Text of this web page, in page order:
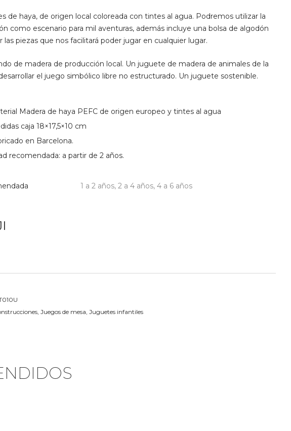
de haya, de origen local coloreada con tintes al agua. Podremos utilizar la
como escenario para mil aventuras, además incluye una bolsa de algodón
las piezas que nos facilitará poder jugar en cualquier lugar.
de madera de producción local. Un juguete de madera de animales de la
el juego simbólico libre no estructurado. Un juguete sostenible.
Madera de haya PEFC de origen europeo y tintes al agua
caja 18×17,5×10 cm
en Barcelona.
recomendada: a partir de 2 años.
1 a 2 años, 2 a 4 años, 4 a 6 años
Juegos de mesa Juguetes infantiles